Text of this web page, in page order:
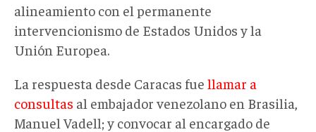
alineamiento con el permanente
intervencionismo de Estados Unidos y la
Unión Europea.
La respuesta desde Caracas fue llamar a
consultas al embajador venezolano en Brasilia,
Manuel Vadell; y convocar al encargado de